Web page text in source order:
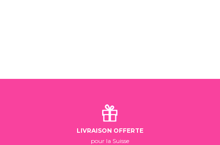
LIVRAISON OFFERTE
pour la Suisse